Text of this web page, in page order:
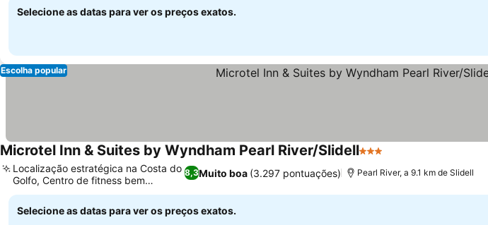
Selecione as datas para ver os preços exatos.
Escolha popular
Microtel Inn & Suites by Wyndham Pearl River/Slidell3 Estrelas
8,3Muito boa (3.297 pontuações)
Localização estratégica na Costa do
Golfo, Centro de fitness bem
equipado
Pearl River, a 9.1 km de Slidell
Selecione as datas para ver os preços exatos.